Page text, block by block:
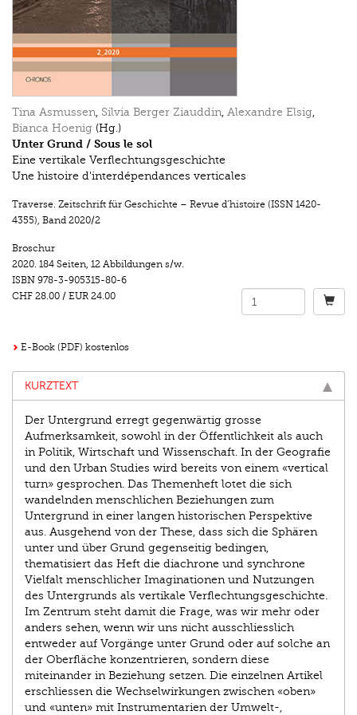
Tina Asmussen, Silvia Berger Ziauddin, Alexandre Elsig,
Bianca Hoenig (Hg.)
Unter Grund / Sous le sol
Eine vertikale Verflechtungsgeschichte
Une histoire d'interdépendances verticales
Traverse. Zeitschrift für Geschichte – Revue d’histoire (ISSN 1420-
4355), Band 2020/2
Broschur
2020. 184 Seiten, 12 Abbildungen s/w.
ISBN 978-3-905315-80-6
CHF 28.00 / EUR 24.00
E-Book (PDF) kostenlos
KURZTEXT
Der Untergrund erregt gegenwärtig grosse
Aufmerksamkeit, sowohl in der Öffentlichkeit als auch
in Politik, Wirtschaft und Wissenschaft. In der Geografie
und den Urban Studies wird bereits von einem «vertical
turn» gesprochen. Das Themenheft lotet die sich
wandelnden menschlichen Beziehungen zum
Untergrund in einer langen historischen Perspektive
aus. Ausgehend von der These, dass sich die Sphären
unter und über Grund gegenseitig bedingen,
thematisiert das Heft die diachrone und synchrone
Vielfalt menschlicher Imaginationen und Nutzungen
des Untergrunds als vertikale Verflechtungsgeschichte.
Im Zentrum steht damit die Frage, was wir mehr oder
anders sehen, wenn wir uns nicht ausschliesslich
entweder auf Vorgänge unter Grund oder auf solche an
der Oberfläche konzentrieren, sondern diese
miteinander in Beziehung setzen. Die einzelnen Artikel
erschliessen die Wechselwirkungen zwischen «oben»
und «unten» mit Instrumentarien der Umwelt-,